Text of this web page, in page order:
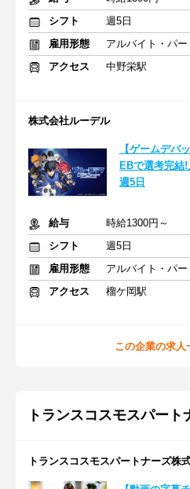
シフト
週5日
雇用形態
アルバイト・パー
アクセス
中野栄駅
株式会社ルーデル
【ゲームデバ
EBで選考完
週5日
給与
時給1300円～
シフト
週5日
雇用形態
アルバイト・パー
アクセス
榴ケ岡駅
この企業の求人
トランスコスモスパー
トランスコスモスパートナーズ株